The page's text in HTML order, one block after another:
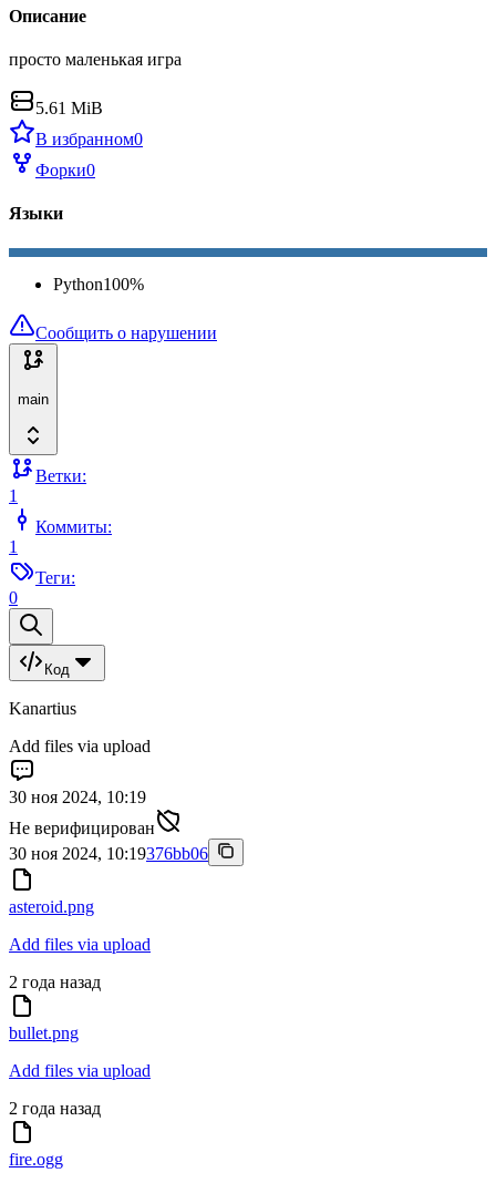
Описание
просто маленькая игра
5.61 MiB
В избранном0
Форки0
Языки
Python100%
Сообщить о нарушении
main
Ветки:
1
Коммиты:
1
Теги:
0
Код
Kanartius
Add files via upload
30 ноя 2024, 10:19
Не верифицирован
30 ноя 2024, 10:19376bb06
asteroid.png
Add files via upload
2 года назад
bullet.png
Add files via upload
2 года назад
fire.ogg